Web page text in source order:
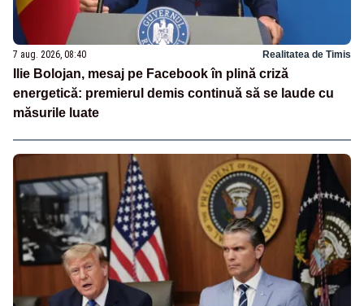
7 aug. 2026, 08:40 Realitatea de Timis
Ilie Bolojan, mesaj pe Facebook în plină criză
energetică: premierul demis continuă să se laude cu
măsurile luate